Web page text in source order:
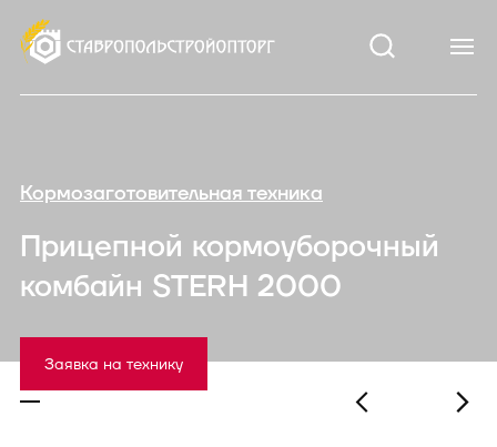
Кормозаготовительная техника
Прицепной кормоуборочный
комбайн STERH 2000
Заявка на технику